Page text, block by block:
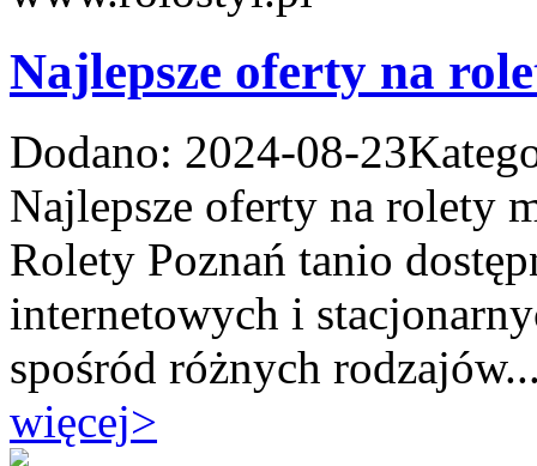
Najlepsze oferty na
Dodano: 2024-08-23
Najlepsze oferty na rolety
Rolety Poznań tanio
internetowych i
spośród różnych
więcej>